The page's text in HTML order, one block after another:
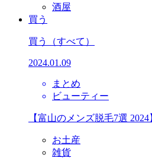
酒屋
買う
買う （すべて）
2024.01.09
まとめ
ビューティー
【富山のメンズ脱毛7選
お土産
雑貨